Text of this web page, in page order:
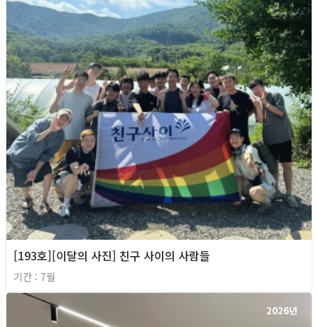
[193호][이달의 사진] 친구 사이의 사람들
기간 : 7월
2026년